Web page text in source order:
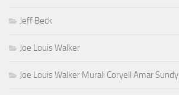
Jeff Beck
Joe Louis Walker
Joe Louis Walker Murali Coryell Amar Sundy